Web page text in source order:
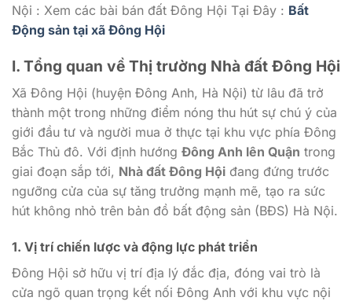
Nội : Xem các bài bán đất Đông Hội Tại Đây : Bất
Động sản tại xã Đông Hội
I. Tổng quan về Thị trường Nhà đất Đông Hội
Xã Đông Hội (huyện Đông Anh, Hà Nội) từ lâu đã trở
thành một trong những điểm nóng thu hút sự chú ý của
giới đầu tư và người mua ở thực tại khu vực phía Đông
Bắc Thủ đô. Với định hướng Đông Anh lên Quận trong
giai đoạn sắp tới, Nhà đất Đông Hội đang đứng trước
ngưỡng cửa của sự tăng trưởng mạnh mẽ, tạo ra sức
hút không nhỏ trên bản đồ bất động sản (BĐS) Hà Nội.
1. Vị trí chiến lược và động lực phát triển
Đông Hội sở hữu vị trí địa lý đắc địa, đóng vai trò là
cửa ngõ quan trọng kết nối Đông Anh với khu vực nội